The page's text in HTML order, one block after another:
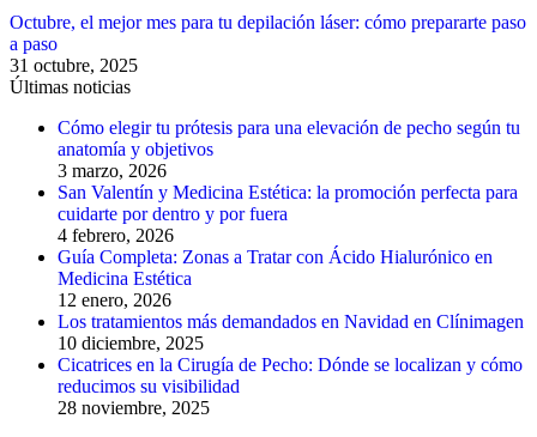
Octubre, el mejor mes para tu depilación láser: cómo prepararte paso
a paso
31 octubre, 2025
Últimas noticias
Cómo elegir tu prótesis para una elevación de pecho según tu
anatomía y objetivos
3 marzo, 2026
San Valentín y Medicina Estética: la promoción perfecta para
cuidarte por dentro y por fuera
4 febrero, 2026
Guía Completa: Zonas a Tratar con Ácido Hialurónico en
Medicina Estética
12 enero, 2026
Los tratamientos más demandados en Navidad en Clínimagen
10 diciembre, 2025
Cicatrices en la Cirugía de Pecho: Dónde se localizan y cómo
reducimos su visibilidad
28 noviembre, 2025